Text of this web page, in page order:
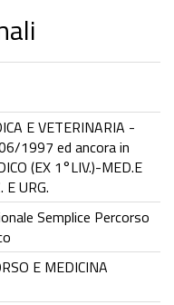
E VETERINARIA -
1997 ed ancora in
(EX 1°LIV.)-MED.E
E URG.
Semplice Percorso
E MEDICINA